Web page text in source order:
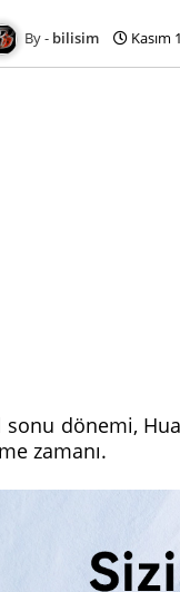
bilisim Kasım
sonu dönemi,
zamanı.